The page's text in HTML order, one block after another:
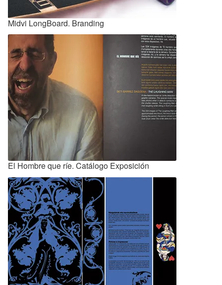
Rotulación
Midvi LongBoard. Branding
El Hombre que ríe. Catálogo Exposición